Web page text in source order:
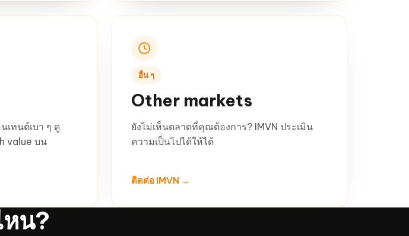
เทนต์เบา ๆ ดู
value บน
อื่น ๆ
Other markets
ยังไม่เห็นตลาดที่คุณต้องการ? IMVN ประเมิน
ความเป็นไปได้ให้ได้
ติดต่อ IMVN →
หน?